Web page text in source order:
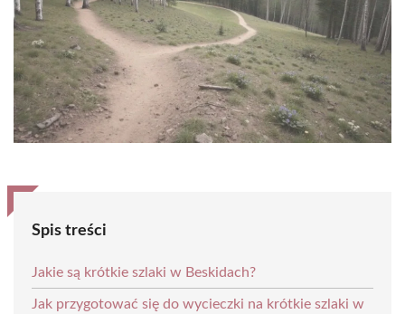
Spis treści
Jakie są krótkie szlaki w Beskidach?
Jak przygotować się do wycieczki na krótkie szlaki w